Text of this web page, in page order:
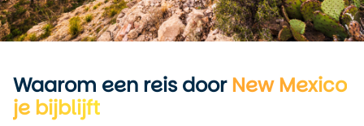
Waarom een reis doorNew Mexico
je bijblijft